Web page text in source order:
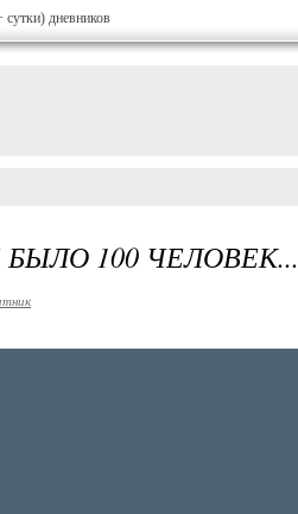
сутки) дневников
100 ЧЕЛОВЕК...